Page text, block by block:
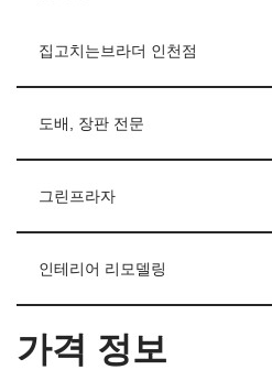
집고치는브라더 인천점
도배, 장판 전문
그린프라자
인테리어 리모델링
가격 정보